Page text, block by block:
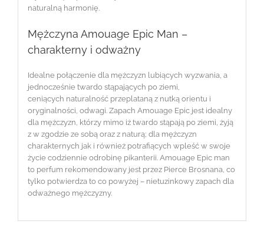
naturalną harmonię.
Mężczyna Amouage Epic Man –
charakterny i odważny
Idealne połączenie dla mężczyzn lubiących wyzwania, a
jednocześnie twardo stąpających po ziemi,
ceniących naturalność przeplataną z nutką orientu i
oryginalności, odwagi. Zapach Amouage Epic jest idealny
dla mężczyzn, którzy mimo iż twardo stąpają po ziemi, żyją
z w zgodzie ze sobą oraz z naturą; dla mężczyzn
charakternych jak i również potrafiących wpleść w swoje
życie codziennie odrobinę pikanterii. Amouage Epic man
to perfum rekomendowany jest przez Pierce Brosnana, co
tylko potwierdza to co powyżej – nietuzinkowy zapach dla
odważnego mężczyzny.